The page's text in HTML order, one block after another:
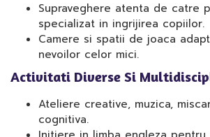
Supraveghere atenta de catre
specializat in ingrijirea copiilor.
Camere si spatii de joaca
nevoilor celor mici.
Activitati Diverse Si
Ateliere creative, muzica,
cognitiva.